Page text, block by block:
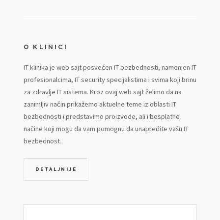
O KLINICI
IT klinika je web sajt posvećen IT bezbednosti, namenjen IT
profesionalcima, IT security specijalistima i svima koji brinu
za zdravlje IT sistema. Kroz ovaj web sajt želimo da na
zanimljiv način prikažemo aktuelne teme iz oblasti IT
bezbednosti i predstavimo proizvode, ali i besplatne
načine koji mogu da vam pomognu da unapredite vašu IT
bezbednost.
DETALJNIJE